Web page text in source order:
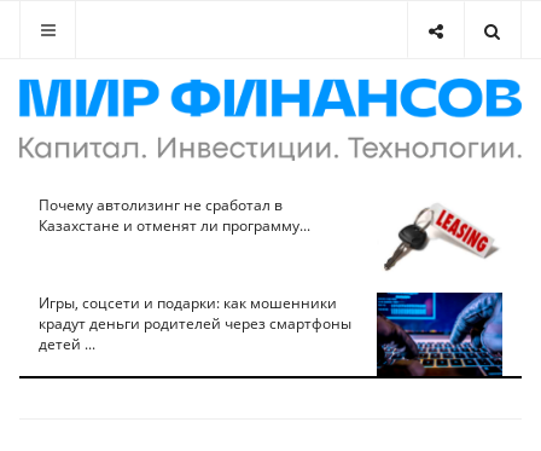
Почему автолизинг не сработал в
Казахстане и отменят ли программу...
Игры, соцсети и подарки: как мошенники
крадут деньги родителей через смартфоны
детей ...